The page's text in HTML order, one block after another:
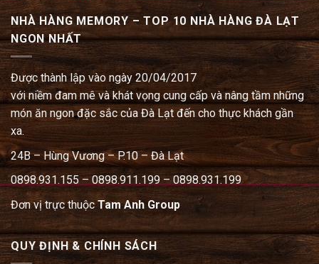
NHÀ HÀNG MEMORY – TOP 10 NHÀ HÀNG ĐÀ LẠT
NGON NHẤT
Được thành lập vào ngày 20/04/2017
với niềm đam mê và khát vọng cung cấp và nâng tầm những
món ăn ngon đặc sắc của Đà Lạt đến cho thực khách gần
xa.
24B – Hùng Vương – P.10 – Đà Lạt
0898.931.155 – 0898.911.199 – 0898.931.199
Đơn vị trực thuộcTam Anh Group
QUY ĐỊNH & CHÍNH SÁCH